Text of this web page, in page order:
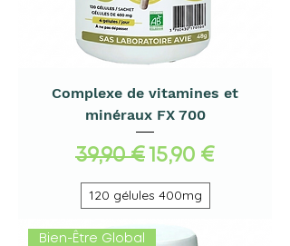
Complexe de vitamines et
minéraux FX 700
Standardpreis
39,90 €Sale-Preis
15,90 €
120 gélules 400mg
Bien-Être Global